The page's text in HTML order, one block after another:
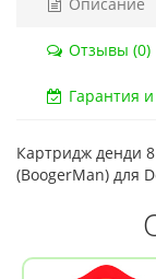
79
Отзывы (0)
Гарантия
Картридж денди
(BoogerMan) для